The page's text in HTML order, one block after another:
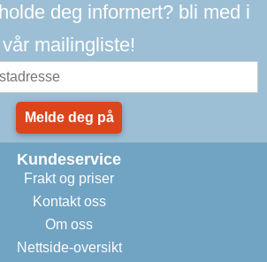
deg informert? bli med i
vår mailingliste!
Melde deg på
Kundeservice
Frakt og priser
Kontakt oss
Om oss
Nettside-oversikt